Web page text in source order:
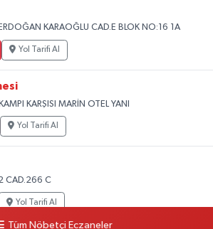
KARAOĞLU CAD.E BLOK NO:16 1A
Yol Tarifi Al
KARŞISI MARİN OTEL YANI
Yol Tarifi Al
CAD.266 C
Yol Tarifi Al
Tüm Nöbetçi Eczaneler